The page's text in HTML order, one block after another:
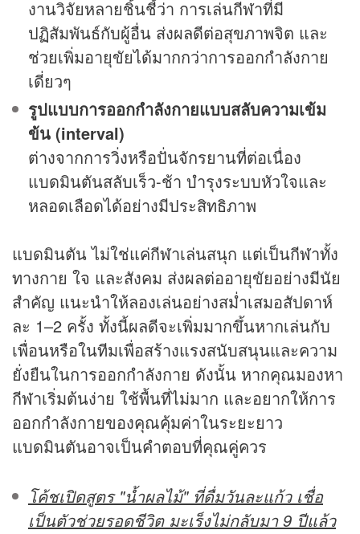
งานวิจัยหลายชิ้นชี้ว่า การเล่นกีฬาที่มี
ปฏิสัมพันธ์กับผู้อื่น ส่งผลดีต่อสุขภาพจิต และ
ช่วยเพิ่มอายุขัยได้มากกว่าการออกกำลังกาย
เดี่ยวๆ
รูปแบบการออกกำลังกายแบบสลับความเข้ม
ข้น (interval)
ต่างจากการวิ่งหรือปั่นจักรยานที่ต่อเนื่อง
แบดมินตันสลับเร็ว-ช้า บำรุงระบบหัวใจและ
หลอดเลือดได้อย่างมีประสิทธิภาพ
แบดมินตัน ไม่ใช่แค่กีฬาเล่นสนุก แต่เป็นกีฬาทั้ง
ทางกาย ใจ และสังคม ส่งผลต่ออายุขัยอย่างมีนัย
สำคัญ แนะนำให้ลองเล่นอย่างสม่ำเสมอสัปดาห์
ละ 1–2 ครั้ง ทั้งนี้ผลดีจะเพิ่มมากขึ้นหากเล่นกับ
เพื่อนหรือในทีมเพื่อสร้างแรงสนับสนุนและความ
ยั่งยืนในการออกกำลังกาย ดังนั้น หากคุณมองหา
กีฬาเริ่มต้นง่าย ใช้พื้นที่ไม่มาก และอยากให้การ
ออกกำลังกายของคุณคุ้มค่าในระยะยาว
แบดมินตันอาจเป็นคำตอบที่คุณคู่ควร
โค้ชเปิดสูตร "น้ำผลไม้" ที่ดื่มวันละแก้ว เชื่อ
เป็นตัวช่วยรอดชีวิต มะเร็งไม่กลับมา 9 ปีแล้ว